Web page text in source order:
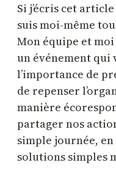
Si j’écris cet
suis moi-même
Mon équipe et moi
un événement qui
l’importance de
de repenser
manière
partager nos
simple journée, en
solutions simples